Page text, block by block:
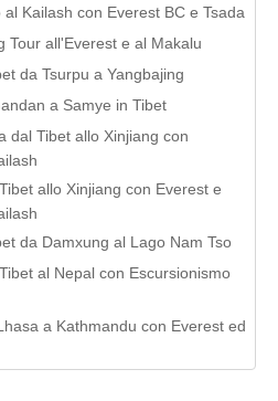
Kailash con Everest BC e Tsada
Tour all'Everest e al Makalu
da Tsurpu a Yangbajing
a Samye in Tibet
dal Tibet allo Xinjiang con
allo Xinjiang con Everest e
da Damxung al Lago Nam Tso
al Nepal con Escursionismo
a Kathmandu con Everest ed